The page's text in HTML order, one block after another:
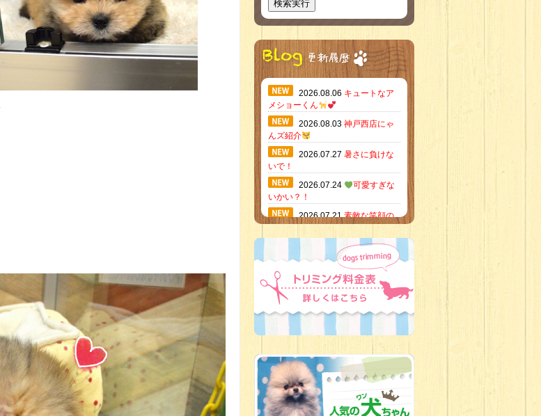
2026.08.06 キュートなア
メショーくん
2026.08.03 神戸西店にゃ
んズ紹介
2026.07.27 暑さに負けな
いで！
2026.07.24
可愛すぎな
いかい？！
2026.07.21素敵な笑顔の
当店のイチオ
シにゃんこ
2026.07.15
ミニチュア
ピンシャーのご紹介
2026.07.09加古川店：可
2026.07.06 新入生紹介
2026.07.03
ちびっこワン
コ